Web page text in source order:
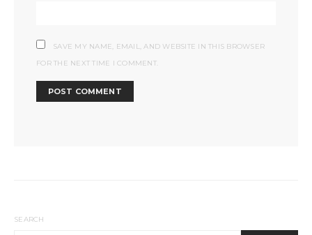
SAVE MY NAME, EMAIL, AND WEBSITE IN THIS BROWSER
FOR THE NEXT TIME I COMMENT.
SEARCH